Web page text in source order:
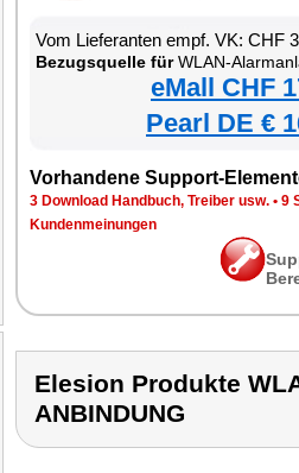
Vom Lieferanten empf. VK: CHF
Bezugsquelle fürWLAN-Alarmanlage mit
eMall CHF
Pearl DE €
Vorhandene Support-
3 Download Handbuch, Treiber usw. • 9
Kundenmeinungen
Elesion Produkte
ANBINDUNG